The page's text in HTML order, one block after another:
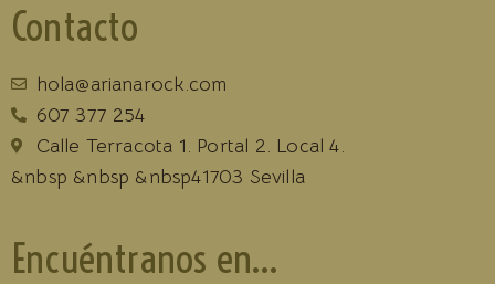
Contacto
hola@arianarock.com
607 377 254
Calle Terracota 1. Portal 2. Local 4.
&nbsp &nbsp &nbsp41703 Sevilla
Encuéntranos en...